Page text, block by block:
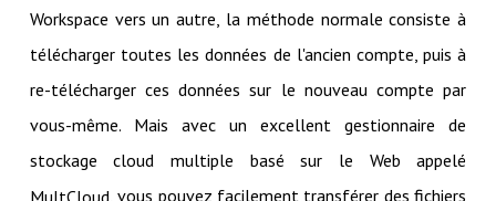
Workspace vers un autre, la méthode normale consiste à
télécharger toutes les données de l'ancien compte, puis à
re-télécharger ces données sur le nouveau compte par
vous-même. Mais avec un excellent gestionnaire de
stockage cloud multiple basé sur le Web appelé
, vous pouvez facilement transférer des fichiers